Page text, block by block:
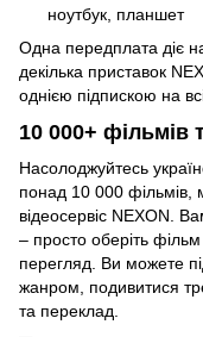
ноутбук, планшет
Одна передплата діє
декілька приставок
однією підпискою на
10 000+ фільмів
Насолоджуйтесь
понад 10 000 фільмів,
відеосервіс NEXON.
– просто оберіть фільм
перегляд. Ви можете
жанром, подивитися
та переклад.